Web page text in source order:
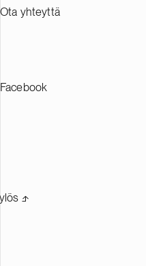
Ota yhteyttä
Facebook
⬏